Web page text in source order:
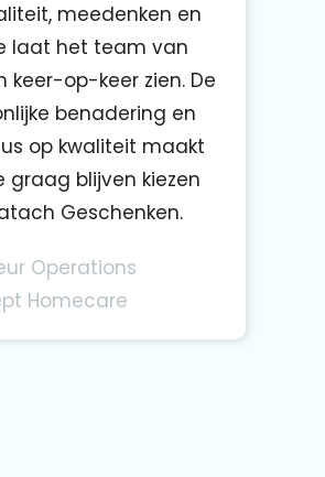
meedenken en
laat het team van
keer-op-keer zien. De
benadering en
op kwaliteit maakt
graag blijven kiezen
Geschenken.
Operations
Homecare